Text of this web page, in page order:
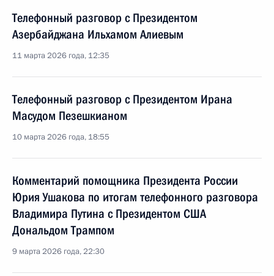
Телефонный разговор с Президентом
Азербайджана Ильхамом Алиевым
11 марта 2026 года, 12:35
Телефонный разговор с Президентом Ирана
Масудом Пезешкианом
10 марта 2026 года, 18:55
Комментарий помощника Президента России
Юрия Ушакова по итогам телефонного разговора
Владимира Путина с Президентом США
Дональдом Трампом
9 марта 2026 года, 22:30